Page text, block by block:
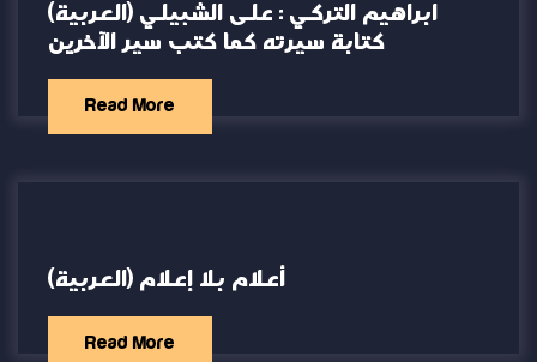
(العربية) ابراهيم التركي : على الشبيلي
كتابة سيرته كما كتب سير الآخرين
Read More
(العربية) أعلام بلا إعلام
Read More